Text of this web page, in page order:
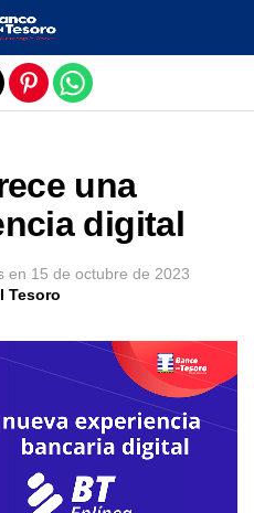
una
digital
en 15 de octubre de 2023
Tesoro
móvil